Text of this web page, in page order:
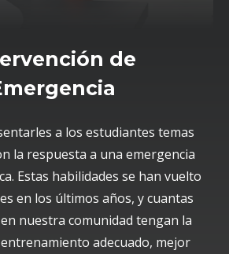
de
a los estudiantes temas
la respuesta a una emergencia
Estas habilidades se han vuelto
en los últimos años, y cuantas
nuestra comunidad tengan la
adecuado, mejor